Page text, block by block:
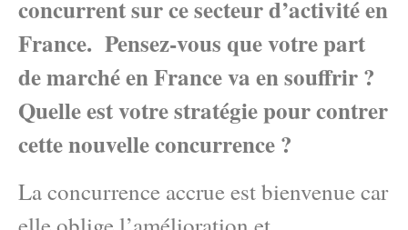
concurrent sur ce secteur d’activité en
France. Pensez-vous que votre part
de marché en France va en souffrir ?
Quelle est votre stratégie pour contrer
cette nouvelle concurrence ?
La concurrence accrue est bienvenue car